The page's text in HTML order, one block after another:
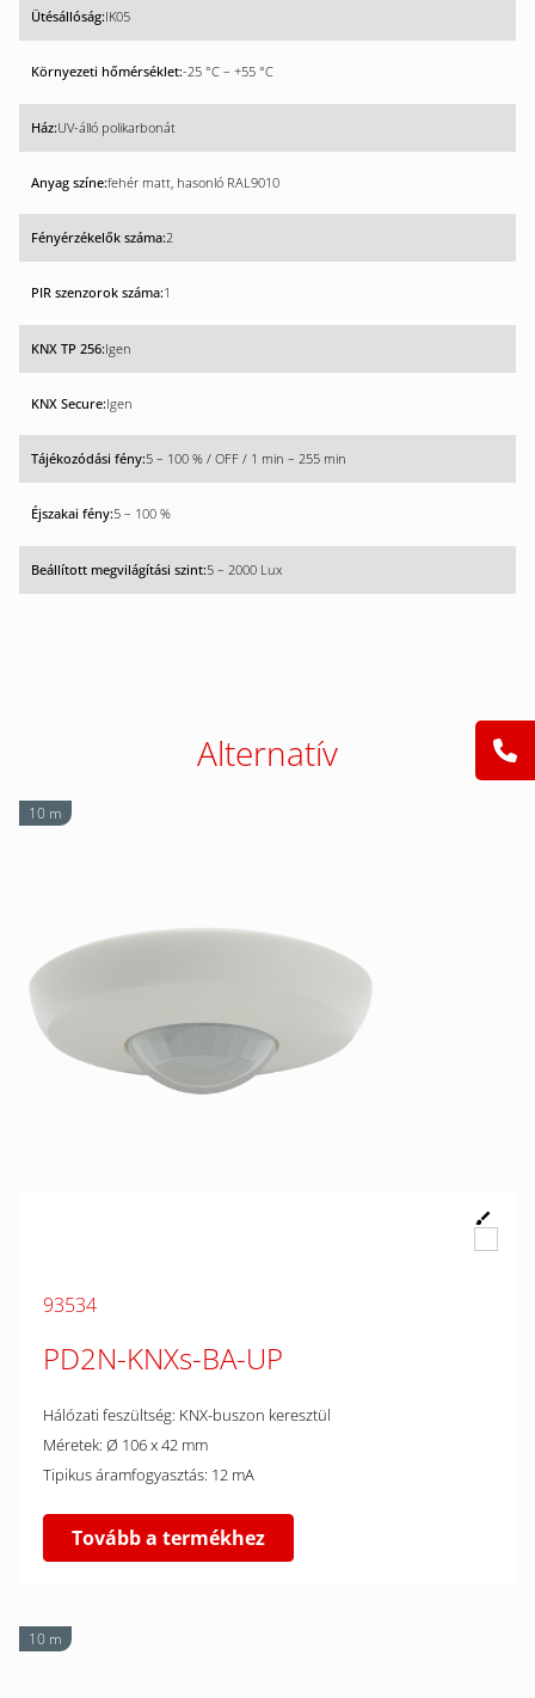
IK05
-25 °C – +55 °C
UV-álló polikarbonát
fehér matt, hasonló RAL9010
2
1
Igen
Igen
5 – 100 % / OFF / 1 min – 255 min
5 – 100 %
5 – 2000 Lux
Alternatív
10 m
93534
PD2N-KNXs-BA-UP
Hálózati feszültség: KNX-buszon keresztül
Méretek: Ø 106 x 42 mm
Tipikus áramfogyasztás: 12 mA
Tovább a termékhez
10 m